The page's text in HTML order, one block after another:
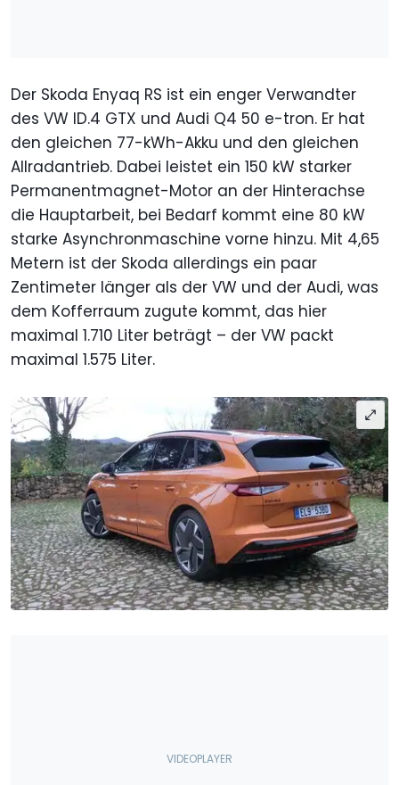
Der Skoda Enyaq RS ist ein enger Verwandter
des VW ID.4 GTX und Audi Q4 50 e-tron. Er hat
den gleichen 77-kWh-Akku und den gleichen
Allradantrieb. Dabei leistet ein 150 kW starker
Permanentmagnet-Motor an der Hinterachse
die Hauptarbeit, bei Bedarf kommt eine 80 kW
starke Asynchronmaschine vorne hinzu. Mit 4,65
Metern ist der Skoda allerdings ein paar
Zentimeter länger als der VW und der Audi, was
dem Kofferraum zugute kommt, das hier
maximal 1.710 Liter beträgt – der VW packt
maximal 1.575 Liter.